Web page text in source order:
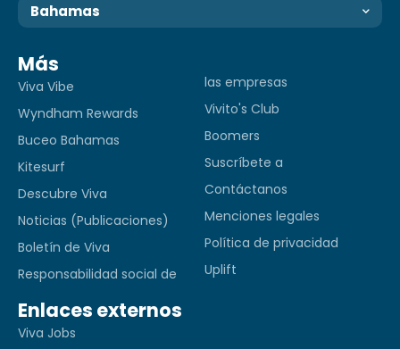
Bahamas
Más
Viva Vibe
Wyndham Rewards
Buceo Bahamas
Kitesurf
Descubre Viva
Noticias (Publicaciones)
Boletín de Viva
Responsabilidad social de
las empresas
Vivito's Club
Boomers
Suscríbete a
Contáctanos
Menciones legales
Política de privacidad
Uplift
Enlaces externos
Viva Jobs